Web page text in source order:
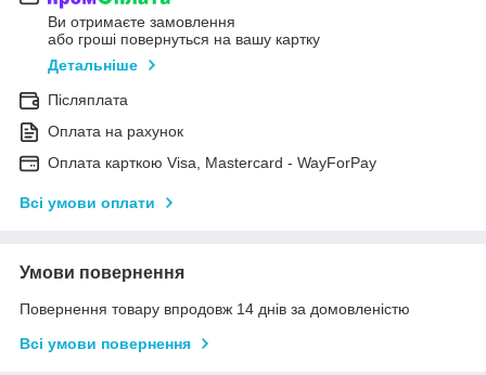
Ви отримаєте замовлення
або гроші повернуться на вашу картку
Детальніше
Післяплата
Оплата на рахунок
Оплата карткою Visa, Mastercard - WayForPay
Всі умови оплати
Умови повернення
Повернення товару впродовж 14 днів за домовленістю
Всі умови повернення